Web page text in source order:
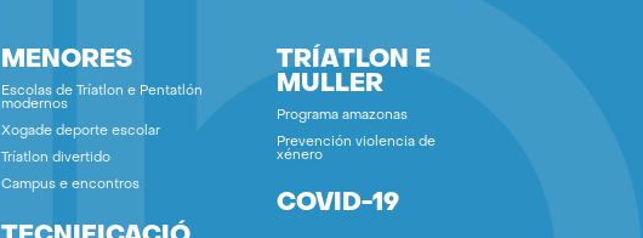
MENORES
Escolas de Tríatlon e Pentatlón
modernos
Xogade deporte escolar
Tríatlon divertido
Campus e encontros
TRÍATLON E
MULLER
Programa amazonas
Prevención violencia de
xénero
COVID-19